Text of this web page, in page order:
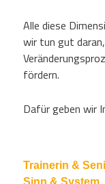
Alle diese
wir tun gut
fördern.
Dafür geben wir
Trainerin &
Sinn & System